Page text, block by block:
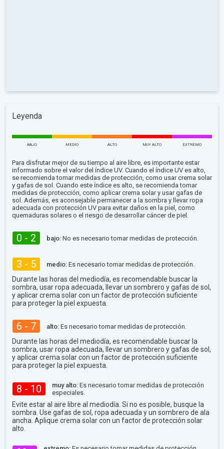
Leyenda
BAJO MEDIO ALTO MUY ALTO EXTREMO
Para disfrutar mejor de su tiempo al aire libre, es importante estar
informado sobre el valor del índice UV. Cuando el índice UV es alto,
se recomienda tomar medidas de protección, como usar crema solar
y gafas de sol. Cuando este índice es alto, se recomienda tomar
medidas de protección, como aplicar crema solar y usar gafas de
sol. Además, es aconsejable permanecer a la sombra y llevar ropa
adecuada con protección UV para evitar daños en la piel, como
quemaduras solares o el riesgo de desarrollar cáncer de piel.
0 - 2 bajo: No es necesario tomar medidas de protección.
3 - 5 medio: Es necesario tomar medidas de protección.
Durante las horas del mediodía, es recomendable buscar la
sombra, usar ropa adecuada, llevar un sombrero y gafas de sol,
y aplicar crema solar con un factor de protección suficiente
para proteger la piel expuesta.
6 - 7 alto: Es necesario tomar medidas de protección.
Durante las horas del mediodía, es recomendable buscar la
sombra, usar ropa adecuada, llevar un sombrero y gafas de sol,
y aplicar crema solar con un factor de protección suficiente
para proteger la piel expuesta.
8 - 10 muy alto: Es necesario tomar medidas de protección
especiales.
Evite estar al aire libre al mediodía. Si no es posible, busque la
sombra. Use gafas de sol, ropa adecuada y un sombrero de ala
ancha. Aplique crema solar con un factor de protección solar
alto.